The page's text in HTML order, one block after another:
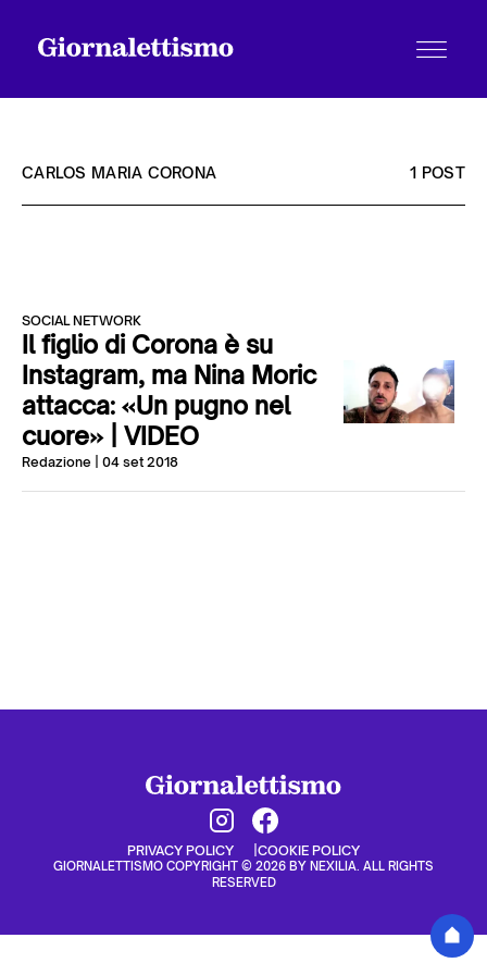
Chi siamo
Contatti
CARLOS MARIA CORONA 1 POST
SOCIAL NETWORK
Il figlio di Corona è su
Instagram, ma Nina Moric
attacca: «Un pugno nel
cuore» | VIDEO
Redazione | 04 set 2018
PRIVACY POLICY COOKIE POLICY
GIORNALETTISMO COPYRIGHT © 2026 BY NEXILIA. ALL RIGHTS
RESERVED